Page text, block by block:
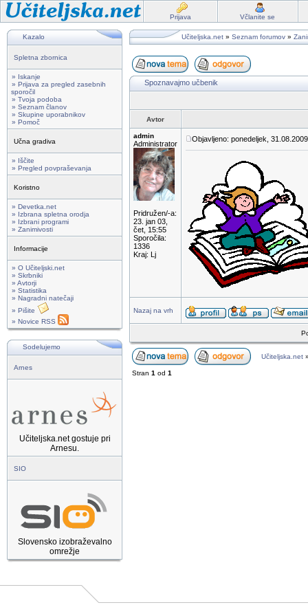
Prijava Včlanite se
Kazalo
Spletna zbornica
» Iskanje
» Prijava za pregled zasebnih
sporočil
» Tvoja podoba
» Seznam članov
» Skupine uporabnikov
» Pomoč
Učna gradiva
» Iščite
» Pregled povpraševanja
Koristno
» Devetka.net
» Izbrana spletna orodja
» Izbrani programi
» Zanimivosti
Informacije
» O Učiteljski.net
» Skrbniki
» Avtorji
» Statistika
» Nagradni natečaji
» Pišite
» Novice RSS
Sodelujemo
Arnes
Učiteljska.net gostuje pri
Arnesu.
SIO
Slovensko izobraževalno
omrežje
Učiteljska.net » Seznam forumov »
Spoznavajmo učbenik
Avtor
admin
Administrator
Pridružen/-a:
23. jan 03,
čet, 15:55
Sporočila:
1336
Kraj: Lj
Objavljeno: ponedeljek,
Nazaj na vrh
Učiteljska.net
Stran 1 od 1